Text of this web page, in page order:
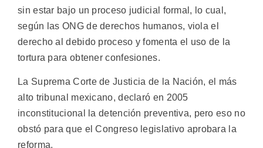
sin estar bajo un proceso judicial formal, lo cual,
según las ONG de derechos humanos, viola el
derecho al debido proceso y fomenta el uso de la
tortura para obtener confesiones.
La Suprema Corte de Justicia de la Nación, el más
alto tribunal mexicano, declaró en 2005
inconstitucional la detención preventiva, pero eso no
obstó para que el Congreso legislativo aprobara la
reforma.